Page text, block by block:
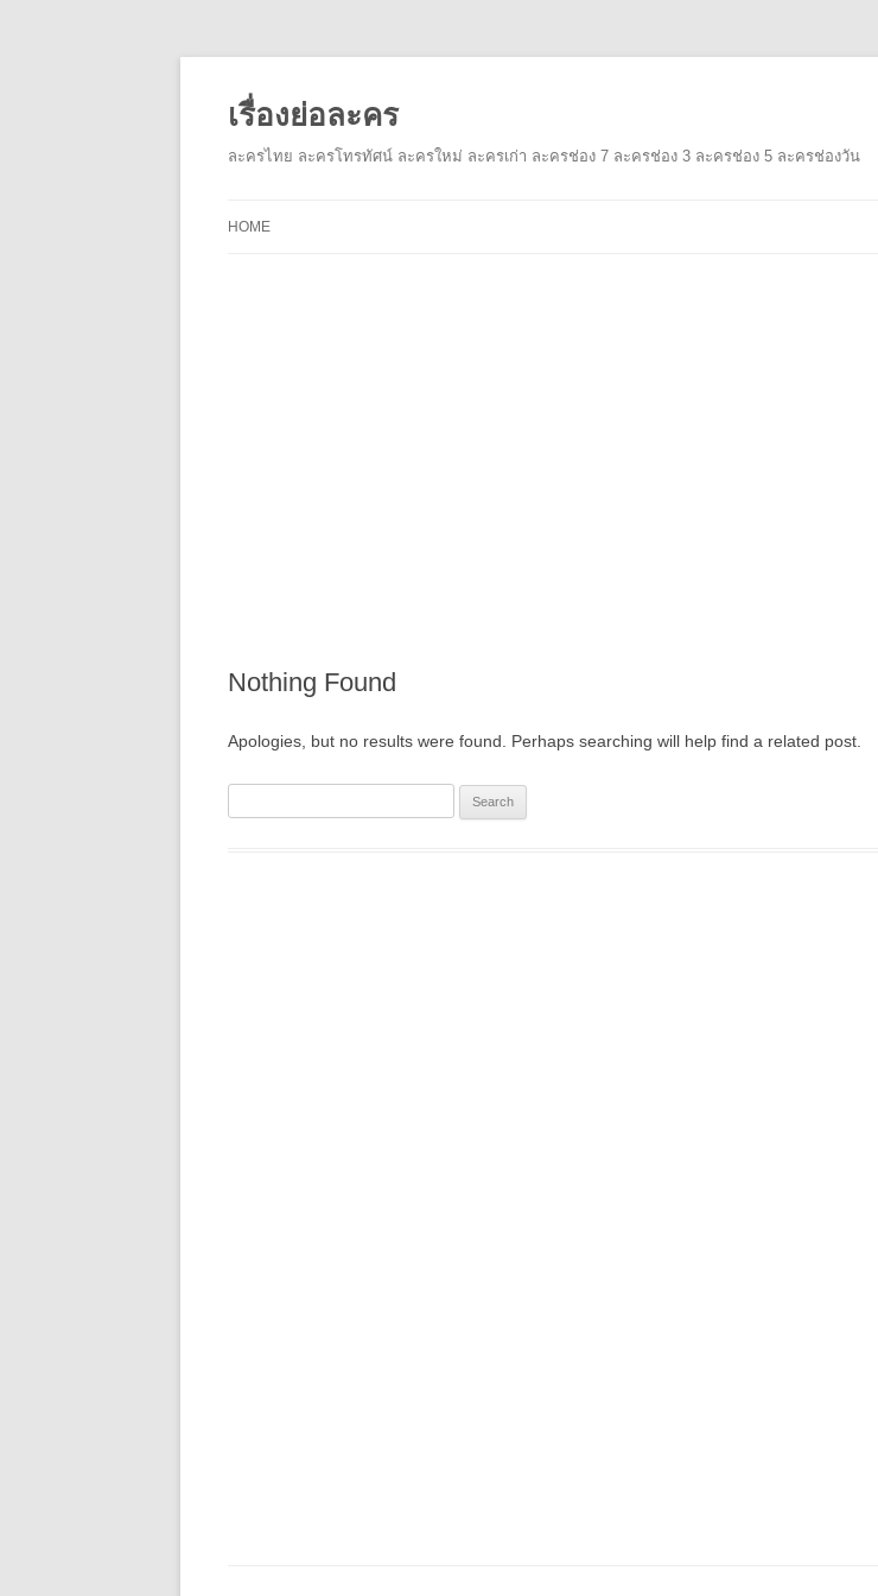
เรื่องย่อละคร
ละครไทย ละครโทรทัศน์ ละครใหม่ ละครเก่า ละครช่อง 7 ละครช่อง 3 ละครช่อง 5 ละครช่องวัน
HOME
Nothing Found
Apologies, but no results were found. Perhaps searching will help find a related post.